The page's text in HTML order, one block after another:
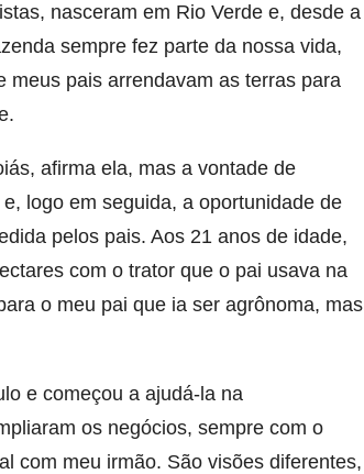
nasceram em Rio Verde e, desde a
sempre fez parte da nossa vida,
meus pais arrendavam as terras para
afirma ela, mas a vontade de
logo em seguida, a oportunidade de
pelos pais. Aos 21 anos de idade,
com o trator que o pai usava na
o meu pai que ia ser agrônoma, mas
e começou a ajudá-la na
os negócios, sempre com o
com meu irmão. São visões diferentes,